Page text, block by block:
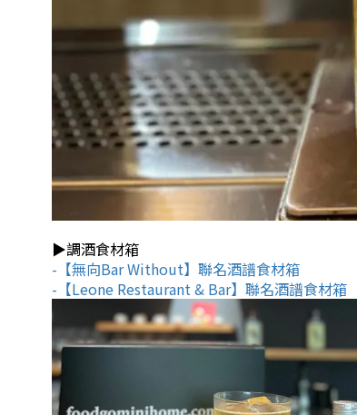
▶調酒食材箱
-【無向Bar Without】聯名酒譜食材箱
-【Leone Restaurant & Bar】聯名酒譜食材箱